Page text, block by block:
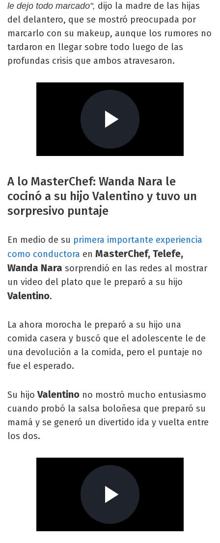
le dejo todo marcado", dijo la madre de las hijas
del delantero, que se mostró preocupada por
marcarlo con su makeup, aunque los rumores no
tardaron en llegar sobre todo luego de las
profundas crisis que ambos atravesaron.
A lo MasterChef: Wanda Nara le
cocinó a su hijo Valentino y tuvo un
sorpresivo puntaje
En medio de su primera importante experiencia
como conductora en MasterChef, Telefe,
Wanda Nara sorprendió en las redes al mostrar
un video del plato que le preparó a su hijo
Valentino.
La ahora morocha le preparó a su hijo una
comida casera y buscó que el adolescente le de
una devolución a la comida, pero el puntaje no
fue el esperado.
Su hijoValentino no mostró mucho entusiasmo
cuando probó la salsa boloñesa que preparó su
mamá y se generó un divertido ida y vuelta entre
los dos.